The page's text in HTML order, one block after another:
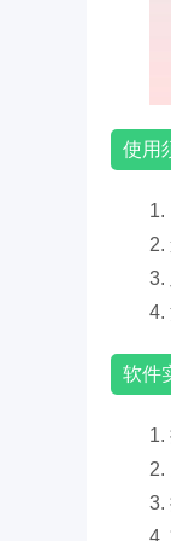
使用
1.
2.
3.
4.
软件
1.
2.
3.
4.